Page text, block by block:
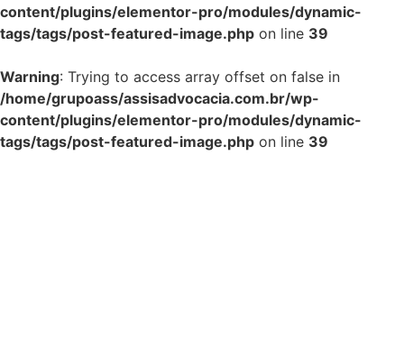
content/plugins/elementor-pro/modules/dynamic-
tags/tags/post-featured-image.php on line 39
Warning: Trying to access array offset on false in
/home/grupoass/assisadvocacia.com.br/wp-
content/plugins/elementor-pro/modules/dynamic-
tags/tags/post-featured-image.php on line 39